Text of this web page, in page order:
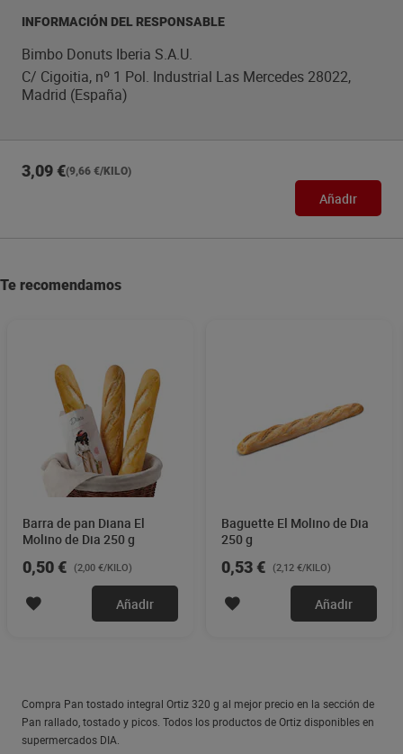
INFORMACIÓN DEL RESPONSABLE
Bimbo Donuts Iberia S.A.U.
C/ Cigoitia, nº 1 Pol. Industrial Las Mercedes 28022,
Madrid (España)
3,09 €(9,66 €/KILO)
Añadir
Te recomendamos
Barra de pan Diana El
Molino de Dia 250 g
0,50 € (2,00 €/KILO)
Añadir
Baguette El Molino de Dia
250 g
0,53 € (2,12 €/KILO)
Añadir
Compra Pan tostado integral Ortiz 320 g al mejor precio en la sección de
Pan rallado, tostado y picos. Todos los productos de Ortiz disponibles en
supermercados DIA.